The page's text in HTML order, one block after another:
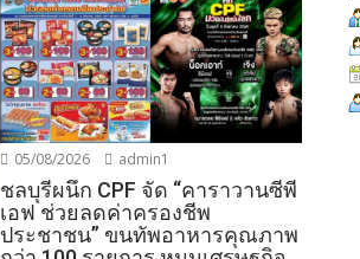
05/08/2026 admin1
ชลบุรีผนึก CPF จัด “คาราวานซีพี
เอฟ ช่วยลดค่าครองชีพ
ประชาชน” ขนทัพอาหารคุณภาพ